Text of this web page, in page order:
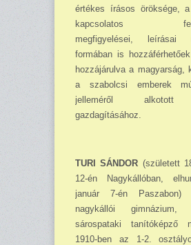
értékes írásos öröksége, a
kapcsolatos
megfigyelései, leírásai
formában is hozzáférhetőek
hozzájárulva a magyarság,
a szabolcsi emberek
jelleméről alkotott
gazdagításához.
TURI SÁNDOR (született
12-én Nagykállóban,
január 7-én
nagykállói
sárospataki tanítóképző
1910-ben az 1-2.